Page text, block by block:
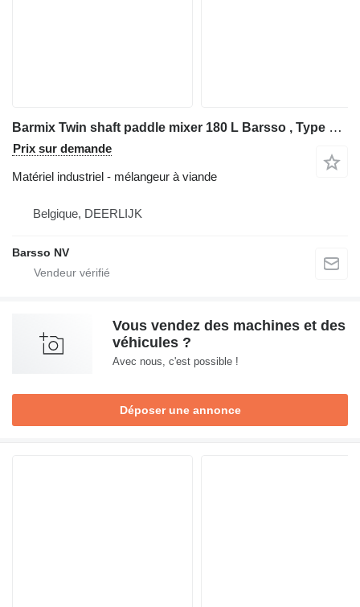
Barmix Twin shaft paddle mixer 180 L Barsso , Type Barmix 180
Prix sur demande
Matériel industriel - mélangeur à viande
Belgique, DEERLIJK
Barsso NV
Vous vendez des machines et des
véhicules ?
Avec nous, c'est possible !
Déposer une annonce